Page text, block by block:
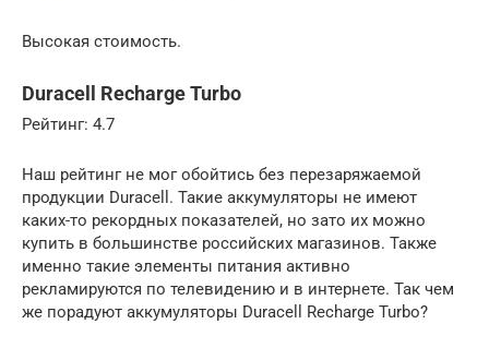
Высокая стоимость.
Duracell Recharge Turbo
Рейтинг: 4.7
Наш рейтинг не мог обойтись без перезаряжаемой
продукции Duracell. Такие аккумуляторы не имеют
каких-то рекордных показателей, но зато их можно
купить в большинстве российских магазинов. Также
именно такие элементы питания активно
рекламируются по телевидению и в интернете. Так чем
же порадуют аккумуляторы Duracell Recharge Turbo?